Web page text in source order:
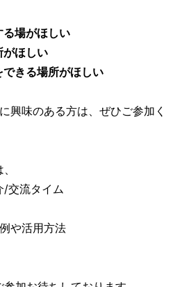
場がほしい
ほしい
きる場所がほしい
興味のある方は、ぜひご参加く
/交流タイム
や活用方法